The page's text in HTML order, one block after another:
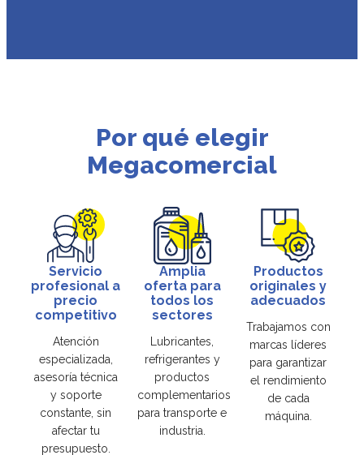
Por qué elegir
Megacomercial
Servicio
profesional a
precio
competitivo
Atención
especializada,
asesoría técnica
y soporte
constante, sin
afectar tu
presupuesto.
Amplia
oferta para
todos los
sectores
Lubricantes,
refrigerantes y
productos
complementarios
para transporte e
industria.
Productos
originales y
adecuados
Trabajamos con
marcas líderes
para garantizar
el rendimiento
de cada
máquina.